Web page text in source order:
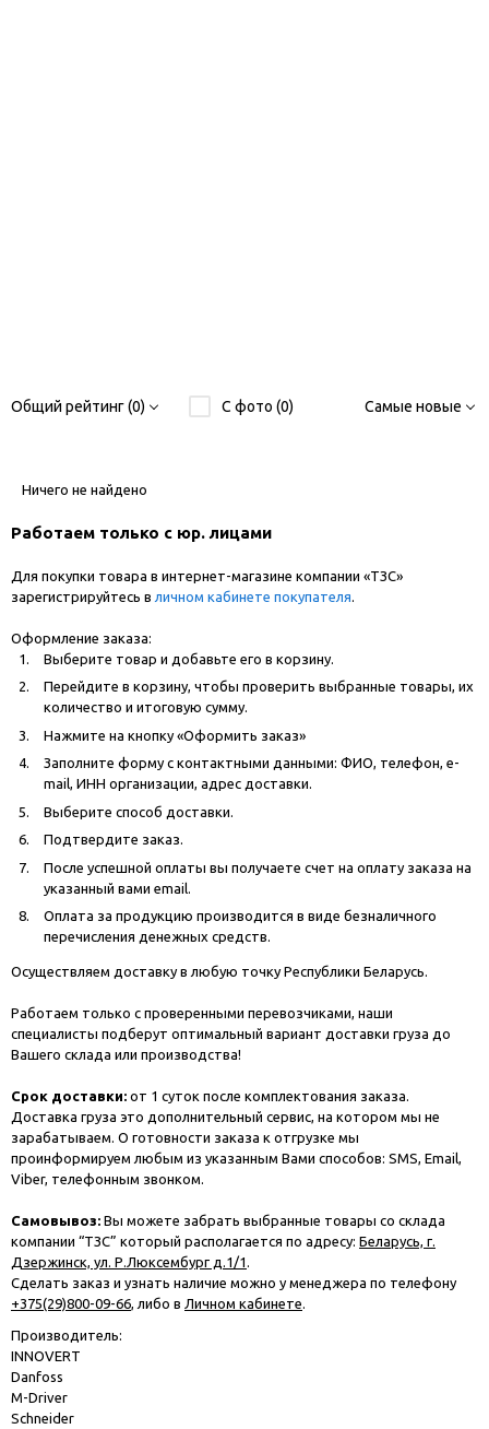
Общий рейтинг (0) С фото (0) Самые новые
Ничего не найдено
Работаем только с юр. лицами
Для покупки товара в интернет-магазине компании «ТЗС»
зарегистрируйтесь в личном кабинете покупателя.
Оформление заказа:
Выберите товар и добавьте его в корзину.
Перейдите в корзину, чтобы проверить выбранные товары, их
количество и итоговую сумму.
Нажмите на кнопку «Оформить заказ»
Заполните форму с контактными данными: ФИО, телефон, e-
mail, ИНН организации, адрес доставки.
Выберите способ доставки.
Подтвердите заказ.
После успешной оплаты вы получаете счет на оплату заказа на
указанный вами email.
Оплата за продукцию производится в виде безналичного
перечисления денежных средств.
Осуществляем доставку в любую точку Республики Беларусь.
Работаем только с проверенными перевозчиками, наши
специалисты подберут оптимальный вариант доставки груза до
Вашего склада или производства!
Срок доставки: от 1 суток после комплектования заказа.
Доставка груза это дополнительный сервис, на котором мы не
зарабатываем. О готовности заказа к отгрузке мы
проинформируем любым из указанным Вами способов: SMS, Email,
Viber, телефонным звонком.
Самовывоз: Вы можете забрать выбранные товары со склада
компании “ТЗС” который располагается по адресу: Беларусь, г.
Дзержинск, ул. Р.Люксембург д.1/1 .
Сделать заказ и узнать наличие можно у менеджера по телефону
+375(29)800-09-66, либо в Личном кабинете.
Производитель:
INNOVERT
Danfoss
M-Driver
Schneider